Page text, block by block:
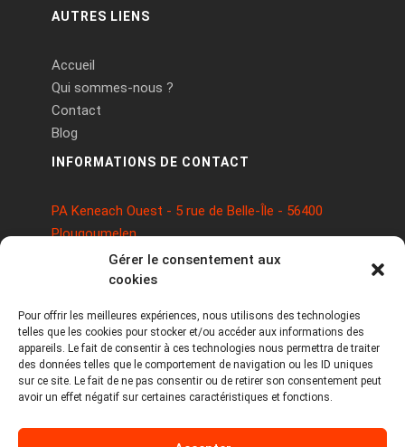
Gérer le consentement aux
cookies
Pour offrir les meilleures expériences, nous utilisons des technologies
telles que les cookies pour stocker et/ou accéder aux informations des
appareils. Le fait de consentir à ces technologies nous permettra de traiter
des données telles que le comportement de navigation ou les ID uniques
sur ce site. Le fait de ne pas consentir ou de retirer son consentement peut
avoir un effet négatif sur certaines caractéristiques et fonctions.
AUTRES LIENS
Accueil
Qui sommes-nous ?
Contact
Blog
INFORMATIONS DE CONTACT
PA Keneach Ouest - 5 rue de Belle-Île - 56400
Plougoumelen
contact@logiciels-etiquettes.com
09 71 37 25 93
Copyright © 2026 Tous droits réservés -